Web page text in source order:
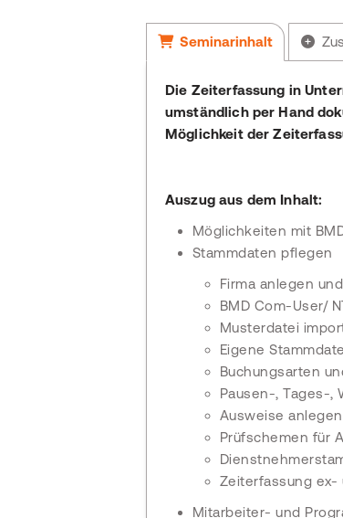
Seminarinhalt
Die Zeiterfassung in
umständlich per Hand
Möglichkeit der
Auszug aus dem Inhalt:
Möglichkeiten mit
Stammdaten pflegen
Firma anlegen
BMD Com-User/
Musterdatei
Eigene
Buchungsarten
Pausen-, Tages-,
Ausweise anlegen
Prüfschemen für
Zeiterfassung ex-
Mitarbeiter- und